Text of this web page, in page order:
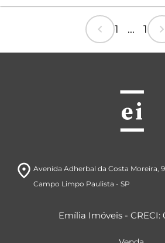
chevron_left 1 ... 1 chevron_right
room Avenida Adherbal da Costa Moreira,
Campo Limpo Paulista - SP
Emília Imóveis - CRECI: